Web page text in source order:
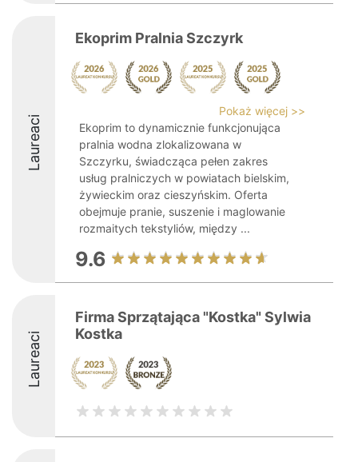
Laureaci
Ekoprim Pralnia Szczyrk
Pokaż więcej >>
Ekoprim to dynamicznie funkcjonująca
pralnia wodna zlokalizowana w
Szczyrku, świadcząca pełen zakres
usług pralniczych w powiatach bielskim,
żywieckim oraz cieszyńskim. Oferta
obejmuje pranie, suszenie i maglowanie
rozmaitych tekstyliów, między ...
9.6
Laureaci
Firma Sprzątająca "Kostka" Sylwia
Kostka